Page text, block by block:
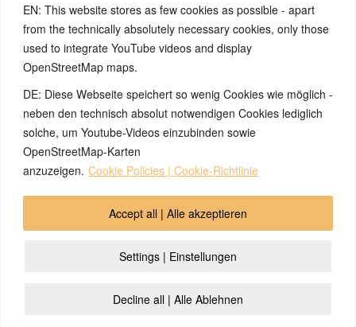
EN: This website stores as few cookies as possible - apart
from the technically absolutely necessary cookies, only those
used to integrate YouTube videos and display
OpenStreetMap maps.
DE: Diese Webseite speichert so wenig Cookies wie möglich -
neben den technisch absolut notwendigen Cookies lediglich
solche, um Youtube-Videos einzubinden sowie
OpenStreetMap-Karten
anzuzeigen. Cookie Policies | Cookie-Richtlinie
Settings | Einstellungen
Decline all | Alle Ablehnen
Accept all | Alle akzeptieren
oder Operation werden generell nicht abgelehnt, finden aber
nach einer guten 5BN-Analyse eine viel sinnvollere Anwendung.
Versteht man die oben beschriebenen Vorgänge, können sich
auch viele Ängste auflösen. Dann kann man die Symptome viel
sachlicher «angehen» und somit leichter eine geeignete
«Therapieform» für sich finden. Aber wie bereits in Ihrer Frage
steht, handelt es sich im Moment nur um einen geäußerten
Verdacht der Frauenärztin. Somit sollten Ihre Beschwerden
noch genauer abgeklärt werden.
© 2026 by Ingmar Marquardt
Política de privacidad Contacto